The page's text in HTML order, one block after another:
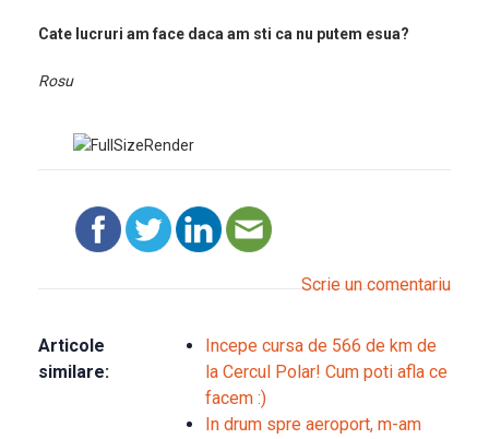
Cate lucruri am face daca am sti ca nu putem esua?
Rosu
Scrie un comentariu
Articole
similare:
Incepe cursa de 566 de km de
la Cercul Polar! Cum poti afla ce
facem :)
In drum spre aeroport, m-am